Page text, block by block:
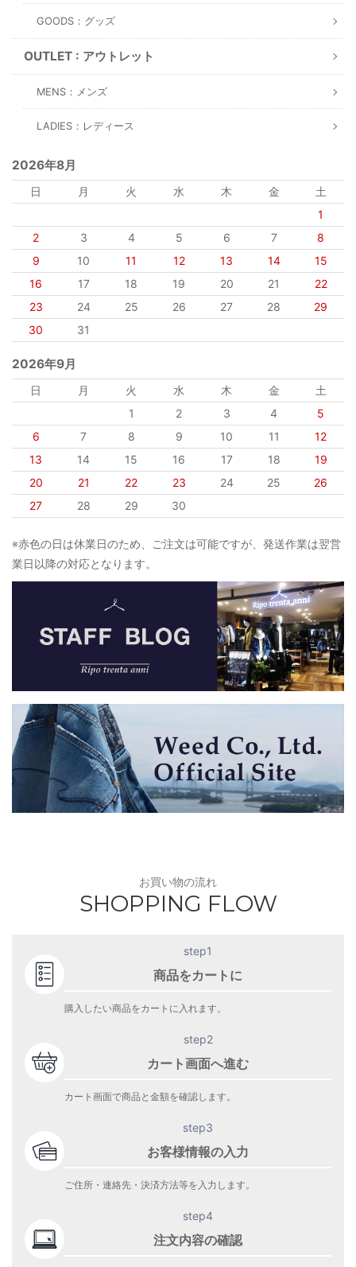
GOODS：グッズ
OUTLET : アウトレット
MENS：メンズ
LADIES：レディース
2026年8月
日 月 火 水 木 金
土
1
2
3 4 5 6 7
8
9
10 11 12 13 14
15
16
17 18 19 20 21
22
23
24 25 26 27 28
29
30
31
2026年9月
日 月 火 水 木 金
土
1
2 3 4
5
6
7 8 9 10 11
12
13
14 15 16 17 18
19
20
21 22 23 24 25
26
27
28 29 30
※赤色の日は休業日のため、ご注文は可能ですが、発送作業は翌営
業日以降の対応となります。
お買い物の流れ
SHOPPING FLOW
step1
商品をカートに
購入したい商品をカートに入れます。
step2
カート画面へ進む
カート画面で商品と金額を確認します。
step3
お客様情報の入力
ご住所・連絡先・決済方法等を入力します。
step4
注文内容の確認